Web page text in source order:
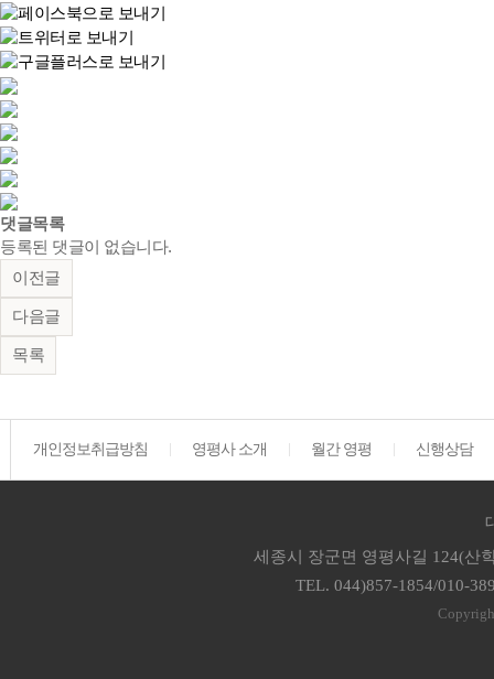
댓글목록
등록된 댓글이 없습니다.
이전글
다음글
목록
개인정보취급방침 영평사 소개 월간 영평 신행상담
세종시 장군면 영평사길 124(산
TEL. 044)857-1854/010-